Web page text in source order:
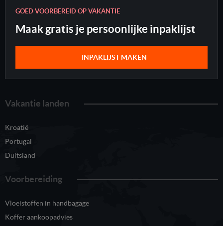
GOED VOORBEREID OP VAKANTIE
Maak gratis je persoonlijke inpaklijst
INPAKLIJST MAKEN
Vakantie landen
Kroatië
Portugal
Duitsland
Voorbereiding
Vloeistoffen in handbagage
Koffer aankoopadvies